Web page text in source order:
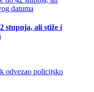
stupnja, ali stiže i